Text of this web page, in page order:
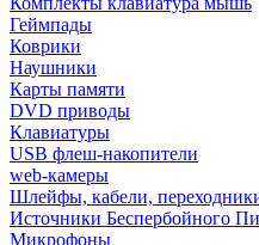
Геймпады
Коврики
Наушники
Карты памяти
DVD приводы
Клавиатуры
USB флеш-накопители
web-камеры
Шлейфы, кабели,
Источники Беспербойного
Микрофоны